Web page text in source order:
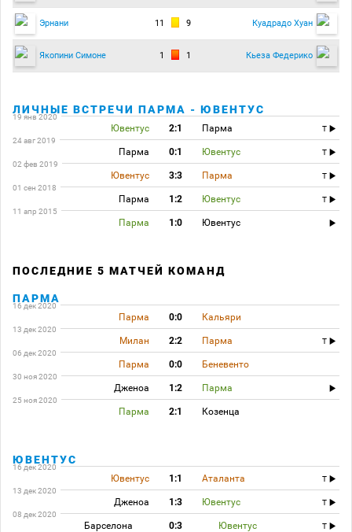
Эрнани 11 9 Куадрадо Хуан
Якопини Симоне 1 1 Кьеза Федерико
ЛИЧНЫЕ ВСТРЕЧИ ПАРМА - ЮВЕНТУС
19 янв 2020
Ювентус 2:1 Парма
T
24 авг 2019
Парма 0:1 Ювентус
T
02 фев 2019
Ювентус 3:3 Парма
T
01 сен 2018
Парма 1:2 Ювентус
T
11 апр 2015
Парма 1:0 Ювентус
ПОСЛЕДНИЕ 5 МАТЧЕЙ КОМАНД
ПАРМА
16 дек 2020
Парма 0:0 Кальяри
13 дек 2020
Милан 2:2 Парма
T
06 дек 2020
Парма 0:0 Беневенто
30 ноя 2020
Дженоа 1:2 Парма
25 ноя 2020
Парма 2:1 Козенца
ЮВЕНТУС
16 дек 2020
Ювентус 1:1 Аталанта
T
13 дек 2020
Дженоа 1:3 Ювентус
T
08 дек 2020
Барселона 0:3 Ювентус
T